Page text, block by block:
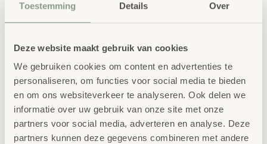
Toestemming Details Over
Deze website maakt gebruik van cookies
We gebruiken cookies om content en advertenties te
personaliseren, om functies voor social media te bieden
en om ons websiteverkeer te analyseren. Ook delen we
informatie over uw gebruik van onze site met onze
partners voor social media, adverteren en analyse. Deze
partners kunnen deze gegevens combineren met andere
Dit zitkussen is perfect voor:
Middelbare scholen
Kinderopvang en BSO
Bibliotheken
Lees- en ontspanningshoeken
Flexibele leeromgevingen
Met dit vierkante kunstleren zitkussen creëer je snel